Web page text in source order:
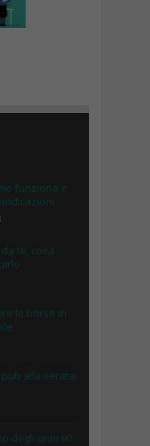
funziona e
te, cosa
le borse in
alla serata
degli anni 90